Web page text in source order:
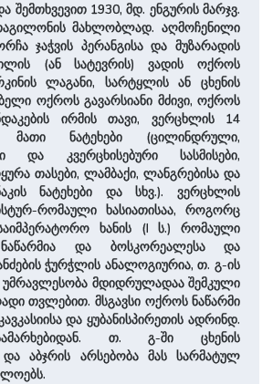
შემთხვევით 1930, მდ. ენგურის ­მარჯვ.
მახლობლად. აღმოჩენილი
ჯაჭვის პერანგისა და მუზარადის
(ან სატევრის) ვადის ოქროს
ლაგანი, სარტყლის ან ცხენის
ოქროს გავარსიანი მძივი, ოქროს
ირმის თავი, ვერცხლის 14
ნატეხები (ცილინდრული,
და კვერცხისებური სასმისები,
თასები, ლამბაქი, ლანგრებისა და
ნატეხები და სხვ.). ვერცხლის
რომაული ხასიათისაა, როგორც
ხანის (I ს.) რომაული
და ბოსკორეალესა და
ჭურჭლის ანალოგიურია, თ. გ-ის
უმრავლესობა მდიდრულადაა შემკული
თვლებით. მსგავსი ოქროს ნაწარმი
და ყუბანისპირეთის ადრინდ.
თ. გ-ში ცხენის
და აბჯრის არსებობა მას სარმატულ